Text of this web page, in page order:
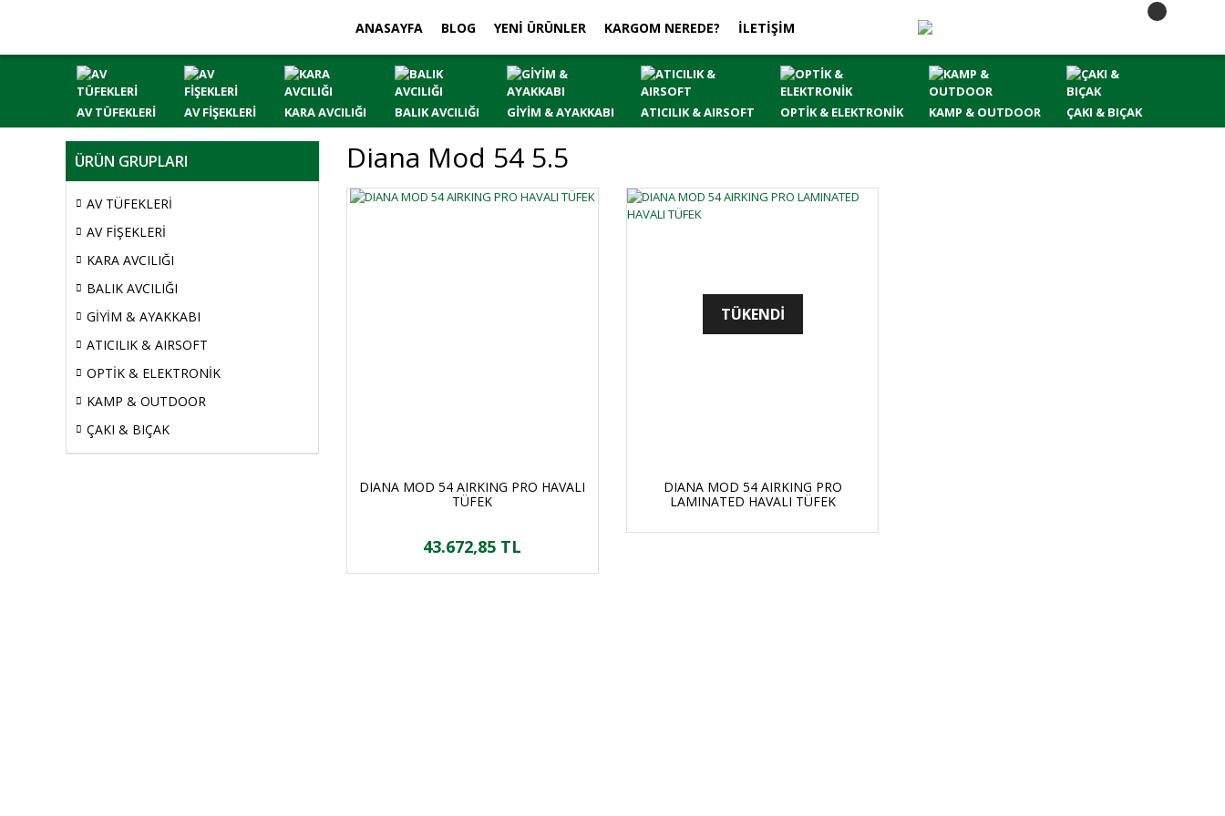
ANASAYFA BLOG YENİ ÜRÜNLER KARGOM NEREDE? İLETİŞİM
AV TÜFEKLERİ AV FİŞEKLERİ KARA AVCILIĞI BALIK AVCILIĞI GİYİM & AYAKKABI ATICILIK & AIRSOFT OPTİK & ELEKTRONİK KAMP & OUTDOOR ÇAKI & BIÇAK
ÜRÜN GRUPLARI
AV TÜFEKLERİ
AV FİŞEKLERİ
KARA AVCILIĞI
BALIK AVCILIĞI
GİYİM & AYAKKABI
ATICILIK & AIRSOFT
OPTİK & ELEKTRONİK
KAMP & OUTDOOR
ÇAKI & BIÇAK
Diana Mod 54 5.5
DIANA MOD 54 AIRKING PRO HAVALI
TÜFEK
43.672,85 TL
TÜKENDİ
DIANA MOD 54 AIRKING PRO
LAMINATED HAVALI TÜFEK